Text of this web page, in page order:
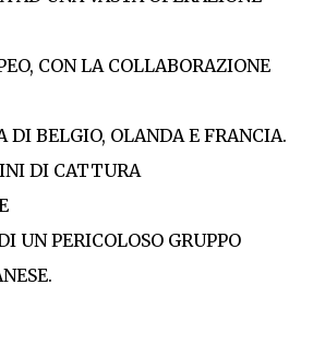
CON LA COLLABORAZIONE
DI BELGIO, OLANDA E FRANCIA.
DI CATTURA
UN PERICOLOSO GRUPPO